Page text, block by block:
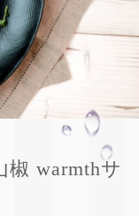
椒 warmthサ